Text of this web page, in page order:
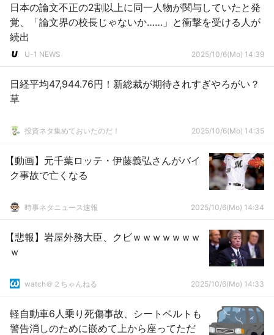
日本の論文不正の2割以上に同一人物が関与していたと発
覚、「論文界の校長じゃないか……」と衝撃を受ける人が
続出
U-1 NEWS 2025/10/6(Mo) 14:39
日経平均47,944.76円！新総裁が期待されすぎやろがい？
草
投資ネタ集めておいたのだ！ 2025/10/6(Mo) 14:35
【動画】元千葉ロッテ・伊藤義弘さんがバイ
ク事故で亡くなる
時事ネタニュース速報 2025/10/6(Mo) 14:34
【悲報】岩屋外務大臣、クビｗｗｗｗｗｗｗ
ｗ
watch＠２ちゃんねる 2025/10/6(Mo) 14:33
軽自動車6人乗り死傷事故、シートベルトも
警告消しのために嵌めて上から座ってただ